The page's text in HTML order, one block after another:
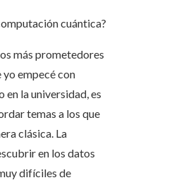
cuántica?
más prometedores
yo empecé con
en la universidad, es
temas a los que
clásica. La
en los datos
difíciles de